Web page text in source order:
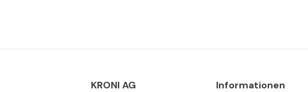
KRONI AG
Informationen